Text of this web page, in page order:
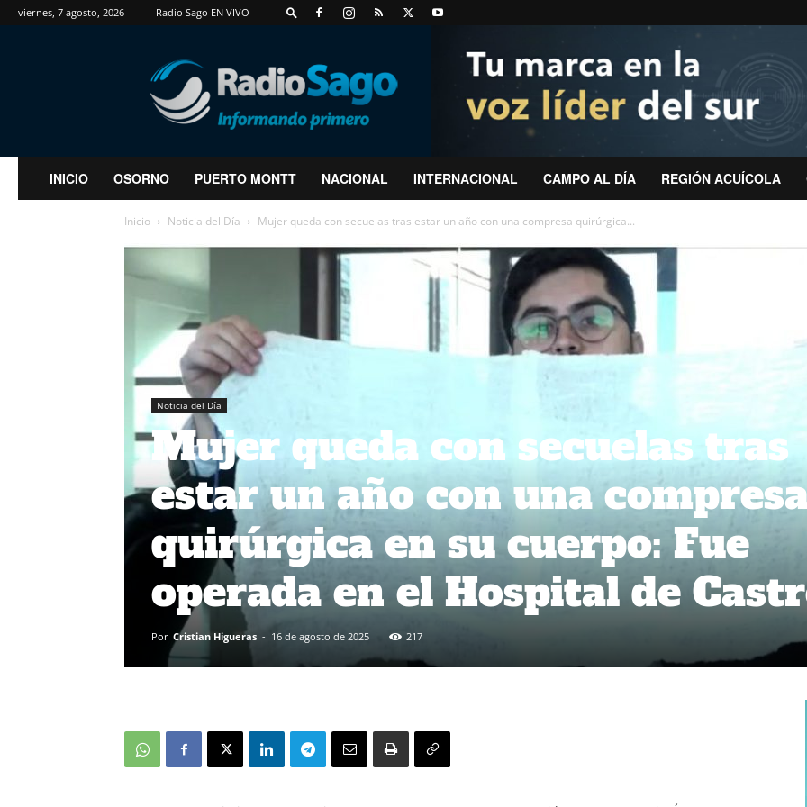
viernes, 7 agosto, 2026 Radio Sago EN VIVO
RadioSago
INICIO OSORNO PUERTO MONTT NACIONAL INTERNACIONAL CAMPO AL DÍA REGIÓN ACUÍCOLA
Inicio Noticia del Día Mujer queda con secuelas tras estar un año con una compresa quirúrgica...
Noticia del Día
Mujer queda con secuelas tras
estar un año con una
quirúrgica en su cuerpo: Fue
operada en el Hospital de
Por Cristian Higueras - 16 de agosto de 2025 217